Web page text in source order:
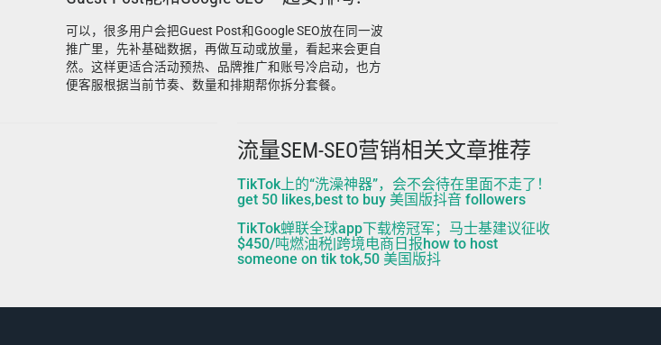
可以，很多用户会把Guest Post和Google SEO放在同一波
推广里，先补基础数据，再做互动或放量，看起来会更自
然。这样更适合活动预热、品牌推广和账号冷启动，也方
便客服根据当前节奏、数量和排期帮你拆分套餐。
流量SEM-SEO营销相关文章推荐
TikTok上的“洗澡神器”，会不会待在里面不走了！
get 50 likes,best to buy 美国版抖音 followers
TikTok蝉联全球app下载榜冠军；马士基建议征收
$450/吨燃油税|跨境电商日报how to host
someone on tik tok,50 美国版抖